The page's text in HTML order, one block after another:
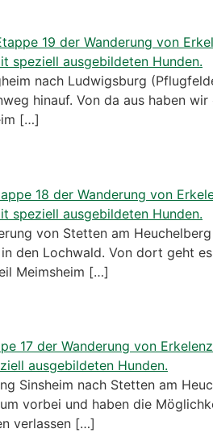
nach Ludwigsburg
hinauf. Von da aus haben wir
[…]
von Stetten am Heuchelberg
den Lochwald. Von dort geht
Meimsheim […]
Sinsheim nach Stetten am
vorbei und haben die
verlassen […]